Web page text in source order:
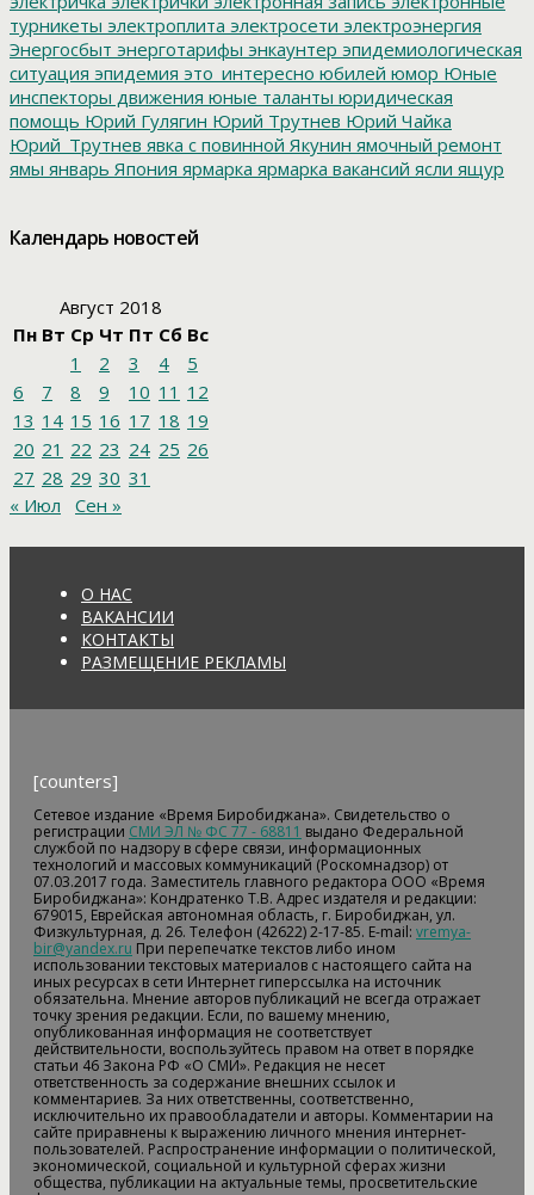
турникеты электроплита электросети электроэнергия
Энергосбыт энерготарифы энкаунтер эпидемиологическая
ситуация эпидемия это_интересно юбилей юмор Юные
инспекторы движения юные таланты юридическая
помощь Юрий Гулягин Юрий Трутнев Юрий Чайка
Юрий_Трутнев явка с повинной Якунин ямочный ремонт
ямы январь Япония ярмарка ярмарка вакансий ясли ящур
Календарь новостей
Август 2018
Пн Вт Ср Чт Пт Сб Вс
1
2 3 4
5
6
7 8 9 10 11 12
13 14 15 16 17 18 19
20 21 22 23 24 25 26
27 28 29 30 31
« Июл
Сен »
О НАС
ВАКАНСИИ
КОНТАКТЫ
РАЗМЕЩЕНИЕ РЕКЛАМЫ
[counters]
Сетевое издание «Время Биробиджана». Свидетельство о
регистрации СМИ ЭЛ № ФС 77 - 68811 выдано Федеральной
службой по надзору в сфере связи, информационных
технологий и массовых коммуникаций (Роскомнадзор) от
07.03.2017 года. Заместитель главного редактора ООО «Время
Биробиджана»: Кондратенко Т.В. Адрес издателя и редакции:
679015, Еврейская автономная область, г. Биробиджан, ул.
Физкультурная, д. 26. Телефон (42622) 2-17-85. E-mail: vremya-
bir@yandex.ru При перепечатке текстов либо ином
использовании текстовых материалов с настоящего сайта на
иных ресурсах в сети Интернет гиперссылка на источник
обязательна. Мнение авторов публикаций не всегда отражает
точку зрения редакции. Если, по вашему мнению,
опубликованная информация не соответствует
действительности, воспользуйтесь правом на ответ в порядке
статьи 46 Закона РФ «О СМИ». Редакция не несет
ответственность за содержание внешних ссылок и
комментариев. За них ответственны, соответственно,
исключительно их правообладатели и авторы. Комментарии на
сайте приравнены к выражению личного мнения интернет-
пользователей. Распространение информации о политической,
экономической, социальной и культурной сферах жизни
общества, публикации на актуальные темы, просветительские